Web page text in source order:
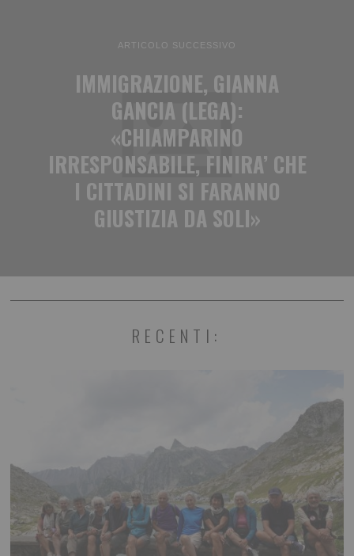
ARTICOLO SUCCESSIVO
IMMIGRAZIONE, GIANNA
GANCIA (LEGA):
«CHIAMPARINO
IRRESPONSABILE, FINIRA’ CHE
I CITTADINI SI FARANNO
GIUSTIZIA DA SOLI»
RECENTI: